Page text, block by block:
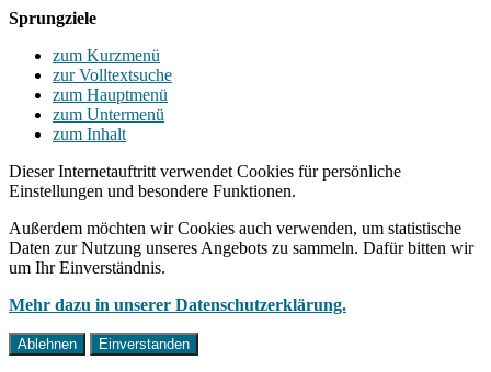
Sprungziele
zum Kurzmenü
zur Volltextsuche
zum Hauptmenü
zum Untermenü
zum Inhalt
Dieser Internetauftritt verwendet Cookies für persönliche
Einstellungen und besondere Funktionen.
Außerdem möchten wir Cookies auch verwenden, um statistische
Daten zur Nutzung unseres Angebots zu sammeln. Dafür bitten wir
um Ihr Einverständnis.
Mehr dazu in unserer Datenschutzerklärung.
Ablehnen Einverstanden